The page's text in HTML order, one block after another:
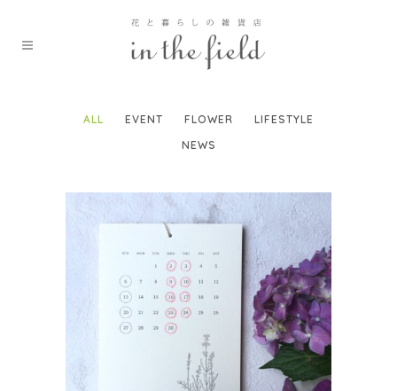
ALL EVENT FLOWER
LIFESTYLE
NEWS